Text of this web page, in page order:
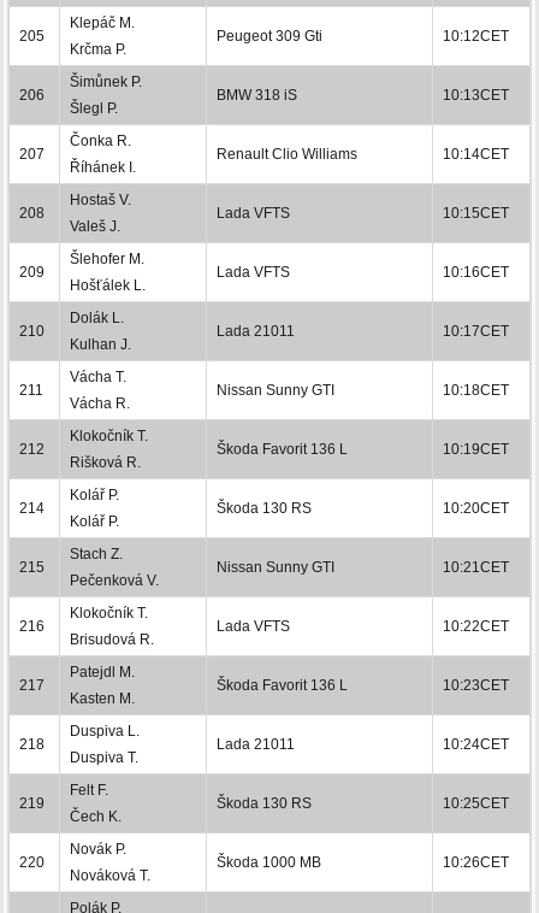
205
Klepáč M.
Krčma P.
Peugeot 309 Gti 10:12CET
206
Šimůnek P.
Šlegl P.
BMW 318 iS 10:13CET
207
Čonka R.
Říhánek I.
Renault Clio Williams 10:14CET
208
Hostaš V.
Valeš J.
Lada VFTS 10:15CET
209
Šlehofer M.
Hošťálek L.
Lada VFTS 10:16CET
210
Dolák L.
Kulhan J.
Lada 21011 10:17CET
211
Vácha T.
Vácha R.
Nissan Sunny GTI 10:18CET
212
Klokočník T.
Rišková R.
Škoda Favorit 136 L 10:19CET
214
Kolář P.
Kolář P.
Škoda 130 RS 10:20CET
215
Stach Z.
Pečenková V.
Nissan Sunny GTI 10:21CET
216
Klokočník T.
Brisudová R.
Lada VFTS 10:22CET
217
Patejdl M.
Kasten M.
Škoda Favorit 136 L 10:23CET
218
Duspiva L.
Duspiva T.
Lada 21011 10:24CET
219
Felt F.
Čech K.
Škoda 130 RS 10:25CET
220
Novák P.
Nováková T.
Škoda 1000 MB 10:26CET
Polák P.